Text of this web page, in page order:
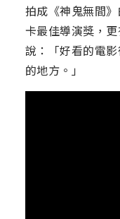
拍成《神鬼無間
卡最佳導演獎，
說：「好看的電
的地方。」